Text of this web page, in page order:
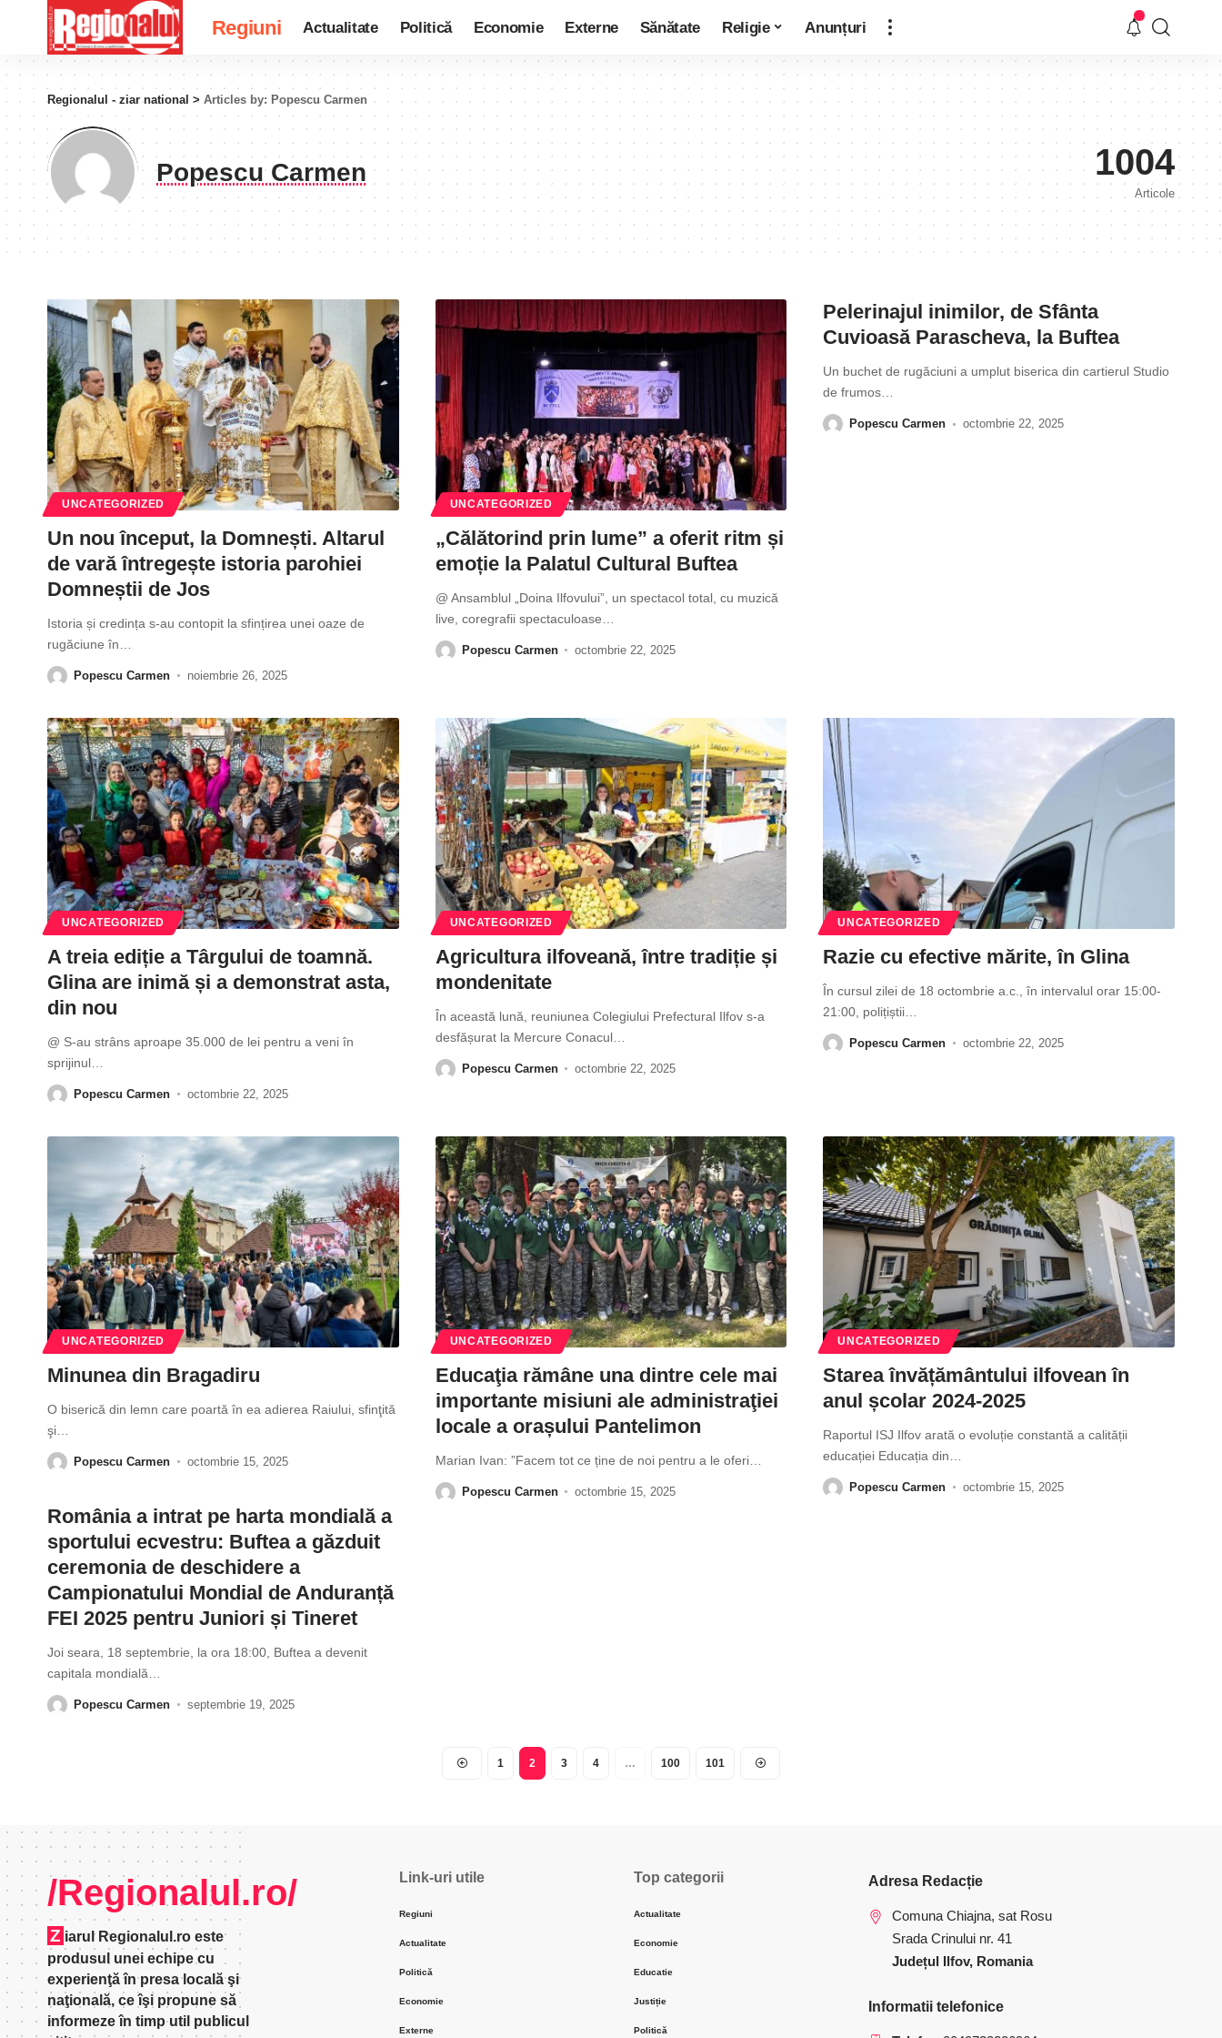
Regiuni Actualitate Politică Economie Externe Sănătate Religie Anunțuri
Regionalul - ziar national > Articles by: Popescu Carmen
Popescu Carmen 1004
Articole
UNCATEGORIZED
Un nou început, la Domnești. Altarul
de vară întregește istoria parohiei
Domneștii de Jos
Istoria și credința s-au contopit la sfințirea unei oaze de
rugăciune în
Popescu Carmen noiembrie 26, 2025
UNCATEGORIZED
„Călătorind prin lume” a oferit ritm și
emoție la Palatul Cultural Buftea
@ Ansamblul „Doina Ilfovului”, un spectacol total, cu muzică
live, coregrafii spectaculoase
Popescu Carmen octombrie 22, 2025
Pelerinajul inimilor, de Sfânta
Cuvioasă Parascheva, la Buftea
Un buchet de rugăciuni a umplut biserica din cartierul Studio
de frumos
Popescu Carmen octombrie 22, 2025
UNCATEGORIZED
A treia ediție a Târgului de toamnă.
Glina are inimă și a demonstrat asta,
din nou
@ S-au strâns aproape 35.000 de lei pentru a veni în
sprijinul
Popescu Carmen octombrie 22, 2025
UNCATEGORIZED
Agricultura ilfoveană, între tradiție și
mondenitate
În această lună, reuniunea Colegiului Prefectural Ilfov s-a
desfășurat la Mercure Conacul…
Popescu Carmen octombrie 22, 2025
UNCATEGORIZED
Razie cu efective mărite, în Glina
În cursul zilei de 18 octombrie a.c., în intervalul orar 15:00-
21:00, polițiștii
Popescu Carmen octombrie 22, 2025
UNCATEGORIZED
Minunea din Bragadiru
O biserică din lemn care poartă în ea adierea Raiului, sfinţită
şi
Popescu Carmen octombrie 15, 2025
UNCATEGORIZED
Educaţia rămâne una dintre cele mai
importante misiuni ale administraţiei
locale a orașului Pantelimon
Marian Ivan: ”Facem tot ce ține de noi pentru a le oferi…
Popescu Carmen octombrie 15, 2025
UNCATEGORIZED
Starea învățământului ilfovean în
anul școlar 2024-2025
Raportul ISJ Ilfov arată o evoluție constantă a calității
educației Educația din
Popescu Carmen octombrie 15, 2025
România a intrat pe harta mondială a
sportului ecvestru: Buftea a găzduit
ceremonia de deschidere a
Campionatului Mondial de Anduranță
FEI 2025 pentru Juniori și Tineret
Joi seara, 18 septembrie, la ora 18:00, Buftea a devenit
capitala mondială
Popescu Carmen septembrie 19, 2025
1 2 3 4 … 100 101
/Regionalul.ro/
Z iarul Regionalul.ro este
produsul unei echipe cu
experienţă în presa locală şi
naţională, ce îşi propune să
informeze în timp util publicul
Link-uri utile
Regiuni
Actualitate
Politică
Economie
Externe
Top categorii
Actualitate
Economie
Educatie
Justiție
Politică
Adresa Redacție
Comuna Chiajna, sat Rosu
Srada Crinului nr. 41
Județul Ilfov, Romania
Informatii telefonice